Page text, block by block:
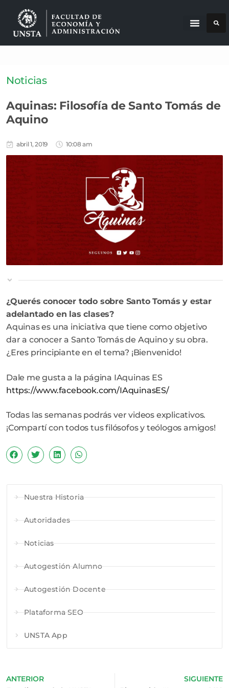
Noticias
Aquinas: Filosofía de Santo Tomás de
Aquino
abril 1, 2019 10:08 am
¿Querés conocer todo sobre Santo Tomás y estar
adelantado en las clases?
Aquinas es una iniciativa que tiene como objetivo
dar a conocer a Santo Tomás de Aquino y su obra.
¿Eres principiante en el tema? ¡Bienvenido!
Dale me gusta a la página IAquinas ES
https://www.facebook.com/IAquinasES/
Todas las semanas podrás ver videos explicativos.
¡Compartí con todos tus filósofos y teólogos amigos!
Nuestra Historia
Autoridades
Noticias
Autogestión Alumno
Autogestión Docente
Plataforma SEO
UNSTA App
ANTERIOR
SIGUIENTE